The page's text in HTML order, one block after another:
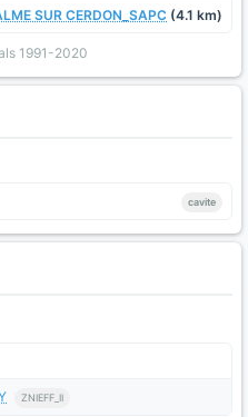
SUR CERDON_SAPC (4.1 km)
1991-2020
cavite
ZNIEFF_II